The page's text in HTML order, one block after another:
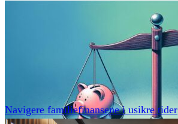
Navigere familiefinansene i usikre tider